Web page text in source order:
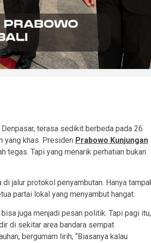
terasa sedikit berbeda pada 26
yang khas. Presiden Prabowo Kunjungan
tegas. Tapi yang menarik perhatian bukan
jalur protokol penyambutan. Hanya
partai lokal yang menyambut hangat.
juga menjadi pesan politik. Tapi pagi itu,
di sekitar area bandara sempat
bergumam lirih, “Biasanya kalau